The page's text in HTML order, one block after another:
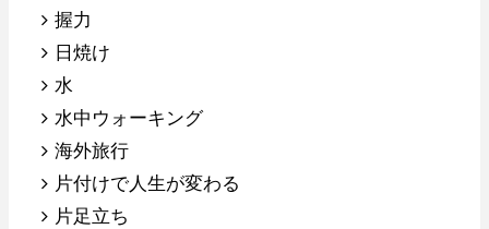
握力
日焼け
水
水中ウォーキング
海外旅行
片付けで人生が変わる
片足立ち